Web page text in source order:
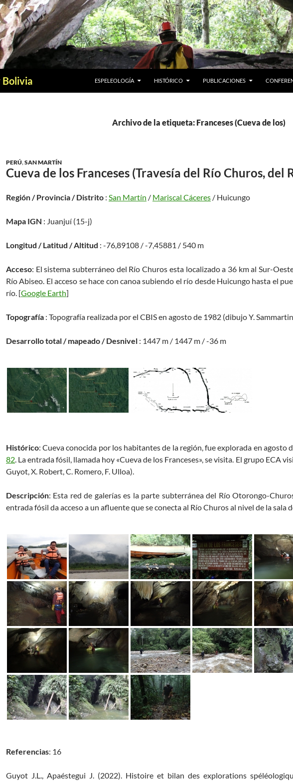
Bolivia ESPELEOLOGÍA HISTÓRICO PUBLICACIONES
Archivo de la etiqueta: Franceses (Cueva de los)
PERÚ,SAN MARTÍN
Cueva de los Franceses (Travesía del Río Churos, del
Región / Provincia / Distrito : San Martín / Mariscal Cáceres / Huicungo
Mapa IGN : Juanjuí (15-j)
Longitud / Latitud / Altitud : -76,89108 / -7,45881 / 540 m
Acceso: El sistema subterráneo del Río Churos esta localizado a 36 km al Sur-
Río Abiseo. El acceso se hace con canoa subiendo el río desde Huicungo hasta el
río. [Google Earth]
Topografía : Topografía realizada por el CBIS en agosto de 1982 (dibujo Y.
Desarrollo total / mapeado / Desnivel : 1447 m / 1447 m / -36 m
Histórico: Cueva conocida por los habitantes de la región, fue explorada en agosto
82. La entrada fósil, llamada hoy «Cueva de los Franceses», se visita. El grupo ECA
Guyot, X. Robert, C. Romero, F. Ulloa).
Descripción: Esta red de galerías es la parte subterránea del Río Otorongo-
entrada fósil da acceso a un afluente que se conecta al Río Churos al nivel de la sala
Referencias: 16
Guyot J.L., Apaéstegui J. (2022). Histoire et bilan des explorations